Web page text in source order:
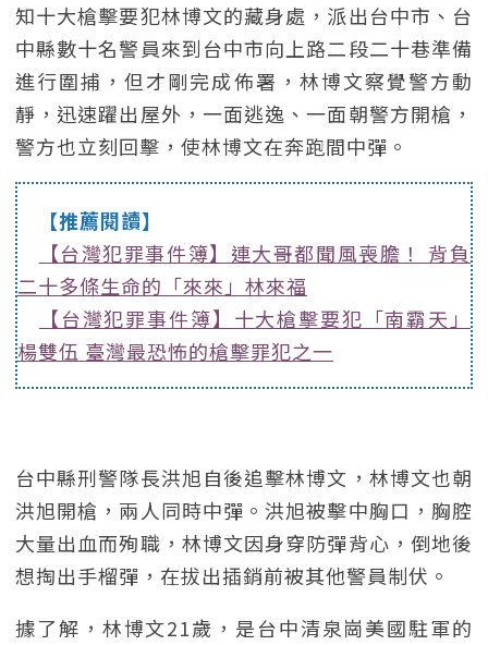
知十大槍擊要犯林博文的藏身處，派出台中市、台
中縣數十名警員來到台中市向上路二段二十巷準備
進行圍捕，但才剛完成佈署，林博文察覺警方動
靜，迅速躍出屋外，一面逃逸、一面朝警方開槍，
警方也立刻回擊，使林博文在奔跑間中彈。
【推薦閱讀】
【台灣犯罪事件簿】連大哥都聞風喪膽！ 背負
二十多條生命的「來來」林來福
【台灣犯罪事件簿】十大槍擊要犯「南霸天」
楊雙伍 臺灣最恐怖的槍擊罪犯之一
台中縣刑警隊長洪旭自後追擊林博文，林博文也朝
洪旭開槍，兩人同時中彈。洪旭被擊中胸口，胸腔
大量出血而殉職，林博文因身穿防彈背心，倒地後
想掏出手榴彈，在拔出插銷前被其他警員制伏。
據了解，林博文21歲，是台中清泉崗美國駐軍的